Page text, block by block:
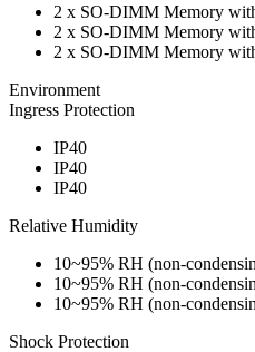
2 x SO-DIMM Memory
2 x SO-DIMM Memory
2 x SO-DIMM Memory
Environment
Ingress Protection
IP40
IP40
IP40
Relative Humidity
10~95% RH (non-
10~95% RH (non-
10~95% RH (non-
Shock Protection